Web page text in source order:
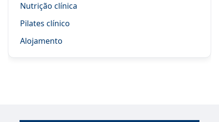
Nutrição clínica
Pilates clínico
Alojamento